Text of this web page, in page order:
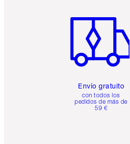
Envío gratuito
con todos los
pedidos de más de
59 €